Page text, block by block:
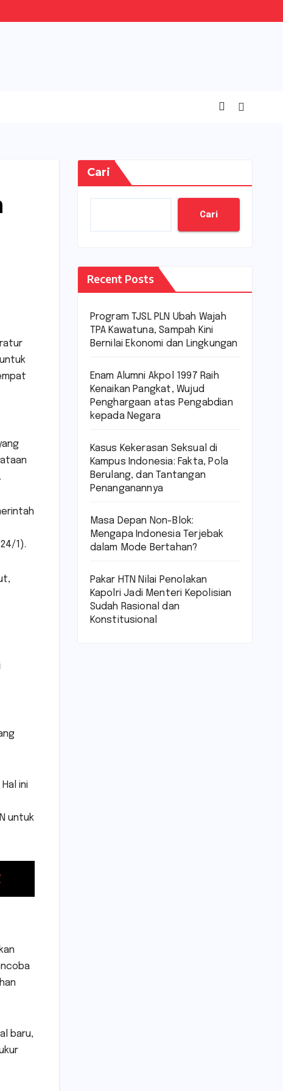
1).
ini
untuk
baru,
Cari
Cari
Recent Posts
Program TJSL PLN Ubah Wajah
TPA Kawatuna, Sampah Kini
Bernilai Ekonomi dan Lingkungan
Enam Alumni Akpol 1997 Raih
Kenaikan Pangkat, Wujud
Penghargaan atas Pengabdian
kepada Negara
Kasus Kekerasan Seksual di
Kampus Indonesia: Fakta, Pola
Berulang, dan Tantangan
Penanganannya
Masa Depan Non-Blok:
Mengapa Indonesia Terjebak
dalam Mode Bertahan?
Pakar HTN Nilai Penolakan
Kapolri Jadi Menteri Kepolisian
Sudah Rasional dan
Konstitusional